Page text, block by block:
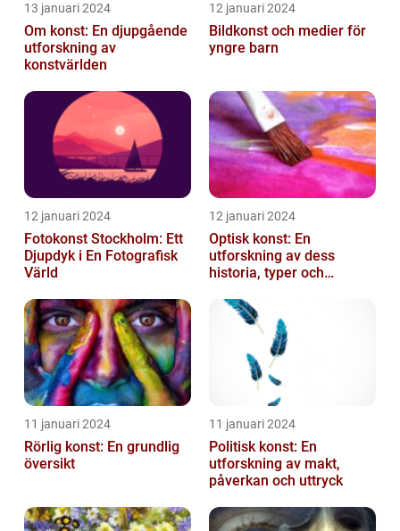
13 januari 2024
Om konst: En djupgående
utforskning av
konstvärlden
12 januari 2024
Bildkonst och medier för
yngre barn
12 januari 2024
Fotokonst Stockholm: Ett
Djupdyk i En Fotografisk
Värld
12 januari 2024
Optisk konst: En
utforskning av dess
historia, typer och
11 januari 2024
Rörlig konst: En grundlig
översikt
11 januari 2024
Politisk konst: En
utforskning av makt,
påverkan och uttryck